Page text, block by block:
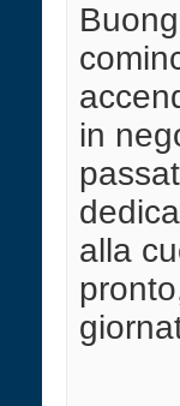
in
alla